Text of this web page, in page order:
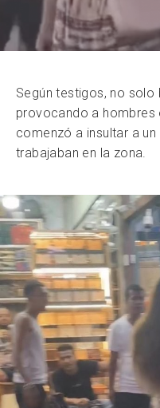
Según testigos, no
provocando a hombres
comenzó a insultar a
trabajaban en la zona.